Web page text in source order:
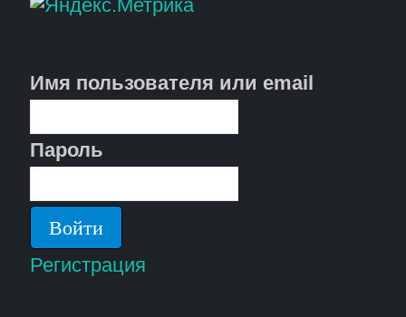
Имя пользователя или email
Пароль
Регистрация